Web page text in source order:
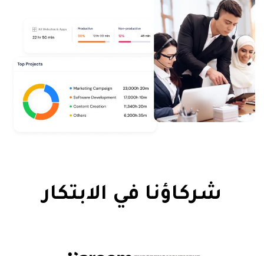
شركاؤنا في الابتكار